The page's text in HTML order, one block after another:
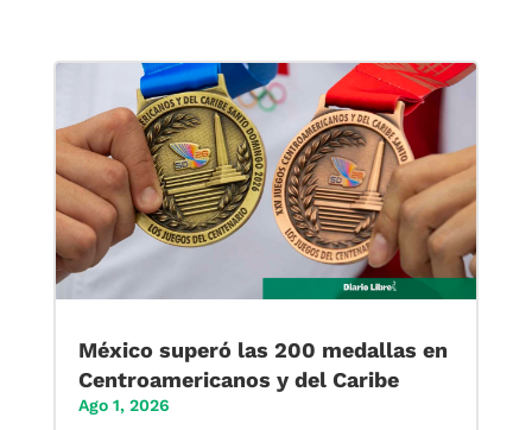
México superó las 200 medallas en
Centroamericanos y del Caribe
Ago 1, 2026